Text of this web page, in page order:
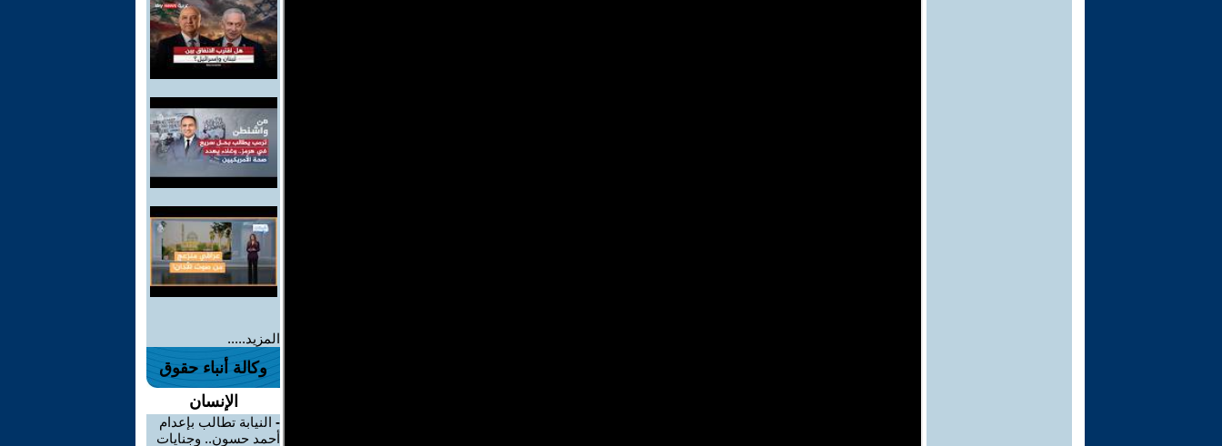
المزيد.....
وكالة أنباء حقوق
الإنسان
- النيابة تطالب بإعدام
أحمد حسون.. وجنايات